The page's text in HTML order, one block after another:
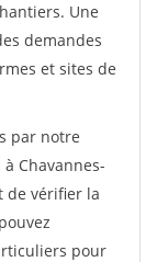
Une
demandes
et sites de
par notre
Chavannes-
de vérifier la
pour